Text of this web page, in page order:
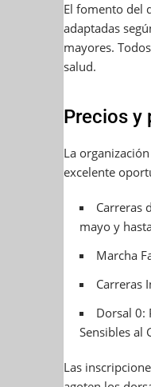
El fomento del
adaptadas
mayores.
salud.
Precios y
La
excelente
Carreras
mayo y
Marcha
Carreras
Dorsal 0:
Sensibles al
Las